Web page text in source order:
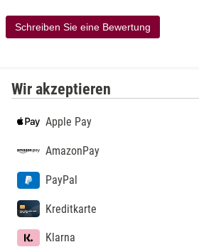
Schreiben Sie eine Bewertung
Wir akzeptieren
Apple Pay
AmazonPay
PayPal
Kreditkarte
Klarna